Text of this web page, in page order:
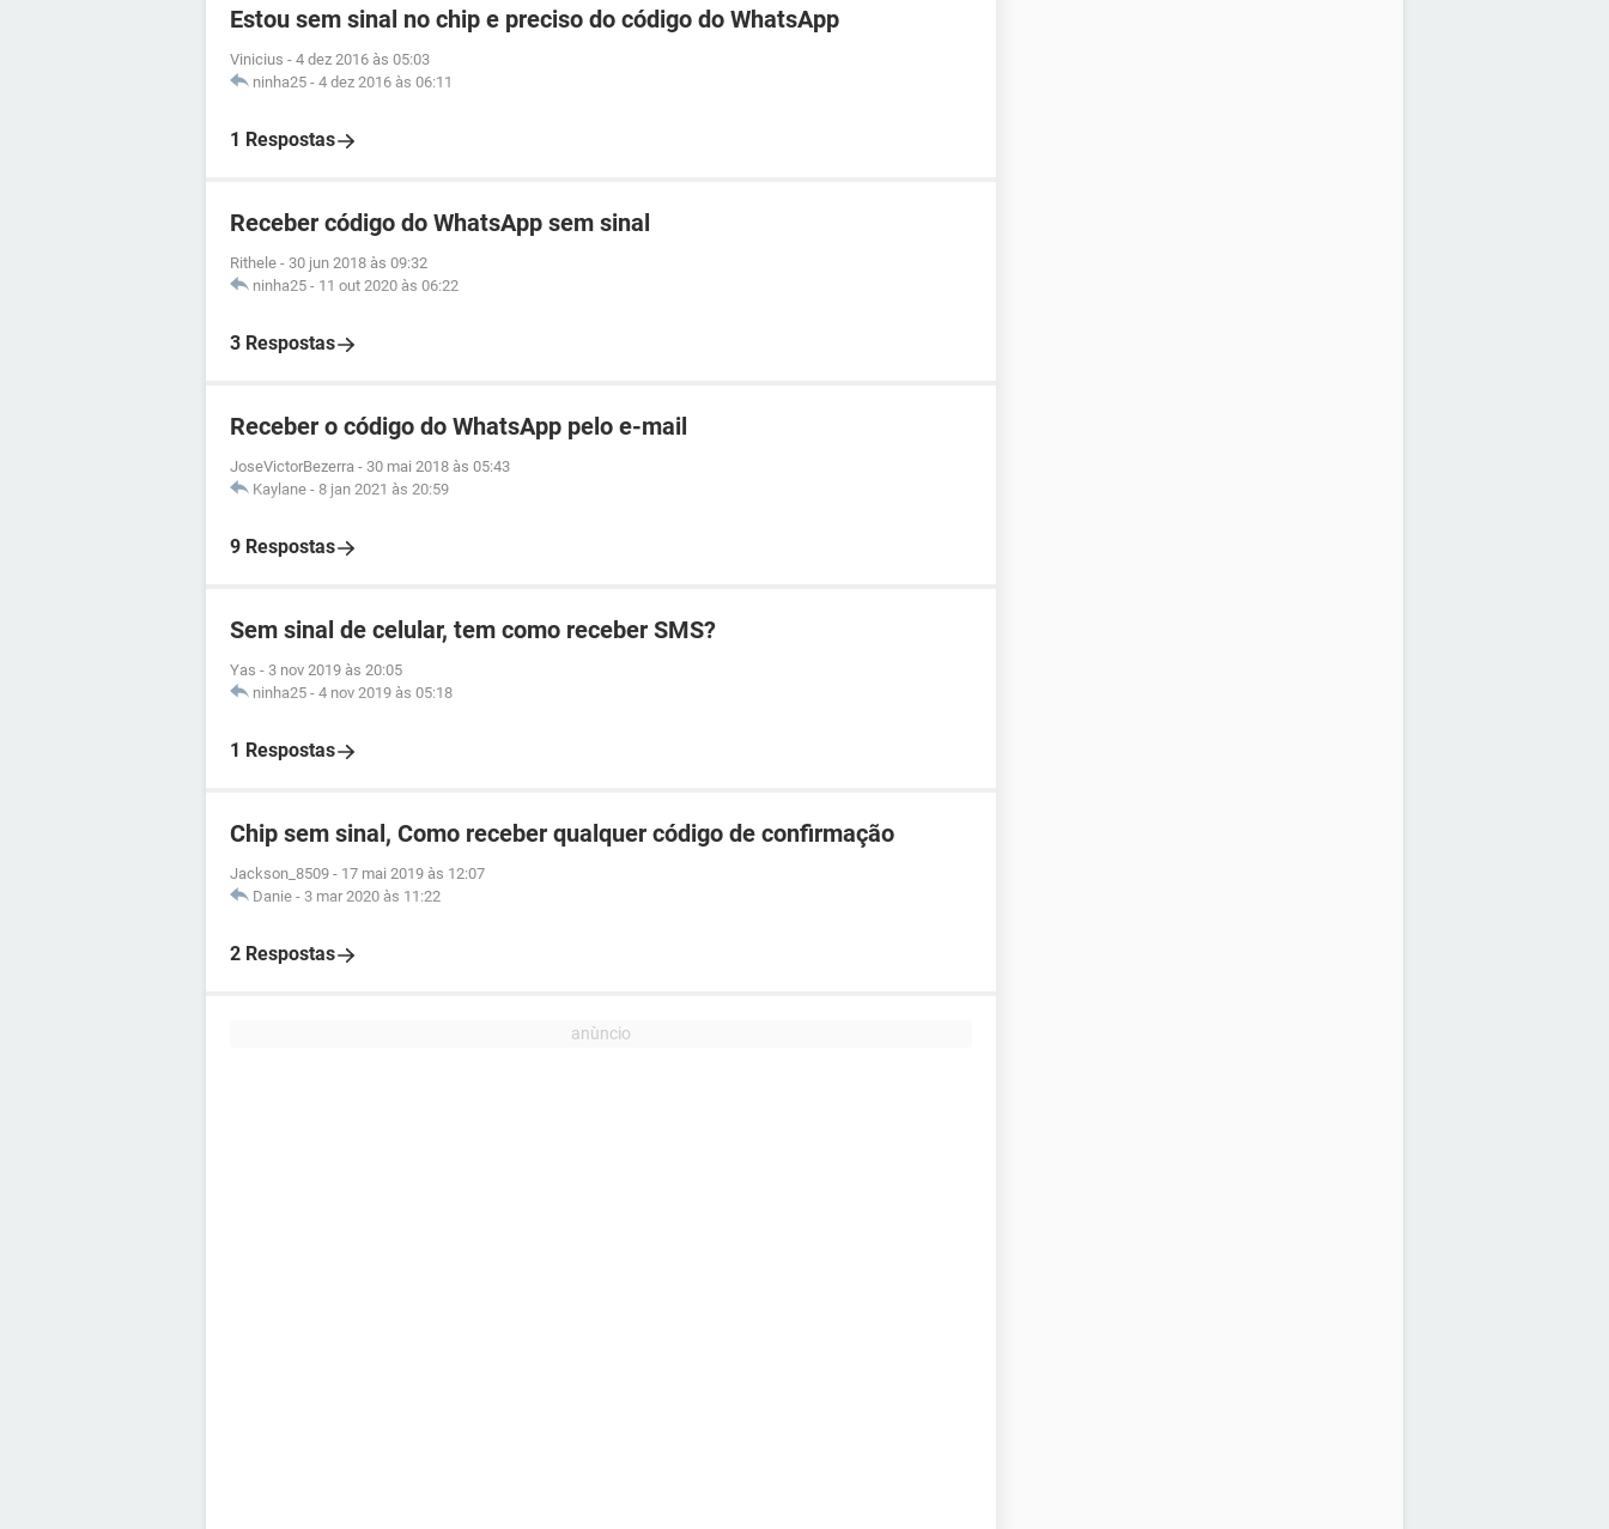
Estou sem sinal no chip e preciso do código do WhatsApp
Vinicius - 4 dez 2016 às 05:03
ninha25 - 4 dez 2016 às 06:11
1 Respostas
Receber código do WhatsApp sem sinal
Rithele - 30 jun 2018 às 09:32
ninha25 - 11 out 2020 às 06:22
3 Respostas
Receber o código do WhatsApp pelo e-mail
JoseVictorBezerra - 30 mai 2018 às 05:43
Kaylane - 8 jan 2021 às 20:59
9 Respostas
Sem sinal de celular, tem como receber SMS?
Yas - 3 nov 2019 às 20:05
ninha25 - 4 nov 2019 às 05:18
1 Respostas
Chip sem sinal, Como receber qualquer código de confirmação
Jackson_8509 - 17 mai 2019 às 12:07
Danie - 3 mar 2020 às 11:22
2 Respostas